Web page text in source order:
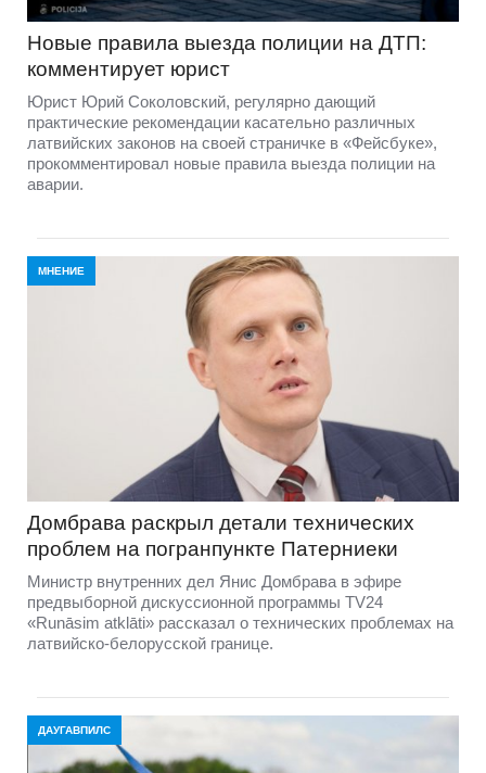
Новые правила выезда полиции на ДТП:
комментирует юрист
Юрист Юрий Соколовский, регулярно дающий
практические рекомендации касательно различных
латвийских законов на своей страничке в «Фейсбуке»,
прокомментировал новые правила выезда полиции на
аварии.
МНЕНИЕ
Домбравa раскрыл детали технических
проблем на погранпункте Патерниеки
Министр внутренних дел Янис Домбрава в эфире
предвыборной дискуссионной программы TV24
«Runāsim atklāti» рассказал о технических проблемах на
латвийско-белорусской границе.
ДАУГАВПИЛС